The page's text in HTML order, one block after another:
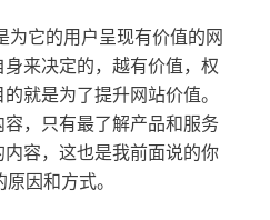
为它的用户呈现有价值的网
来决定的，越有价值，权
就是为了提升网站价值。
，只有最了解产品和服务
容，这也是我前面说的你
因和方式。